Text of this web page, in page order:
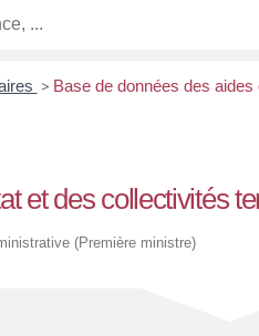
> Base de données des
et des collectivités
(Première ministre)